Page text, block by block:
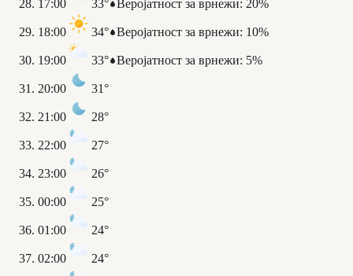
17:00 33° Веројатност за врнежи: 20%
18:00 34° Веројатност за врнежи: 10%
19:00 33° Веројатност за врнежи: 5%
20:00 31°
21:00 28°
22:00 27°
23:00 26°
00:00 25°
01:00 24°
02:00 24°